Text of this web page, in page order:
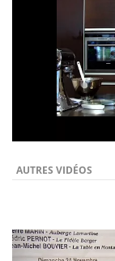
AUTRES VIDÉOS